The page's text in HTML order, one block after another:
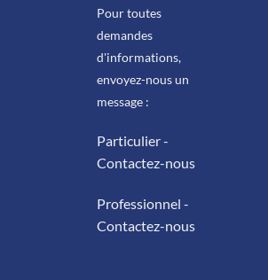
produitPour toutes
demandes
d'informations,
envoyez-nous un
message :
Particulier -
Contactez-nous
Professionnel -
Contactez-nous